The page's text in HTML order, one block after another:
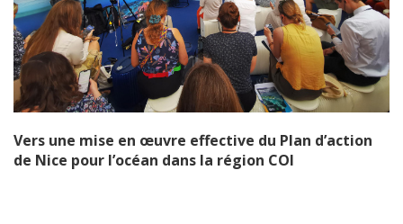
Vers une mise en œuvre effective du Plan d’action
de Nice pour l’océan dans la région COI